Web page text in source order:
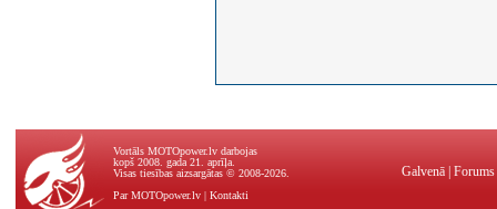
Vortāls MOTOpower.lv darbojas
kopš 2008. gada 21. aprīļa.
Visas tiesības aizsargātas © 2008-2026.
Par MOTOpower.lv | Kontakti
Galvenā Forums